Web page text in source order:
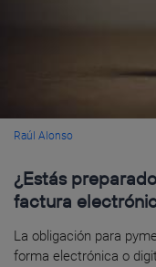
Raúl Alonso
¿Estás
factura
La obligación para
forma electrónica o